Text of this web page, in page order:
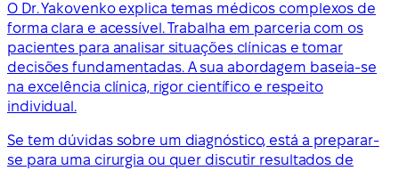
O Dr. Yakovenko explica temas médicos complexos de
forma clara e acessível. Trabalha em parceria com os
pacientes para analisar situações clínicas e tomar
decisões fundamentadas. A sua abordagem baseia-se
na excelência clínica, rigor científico e respeito
individual.
Se tem dúvidas sobre um diagnóstico, está a preparar-
se para uma cirurgia ou quer discutir resultados de